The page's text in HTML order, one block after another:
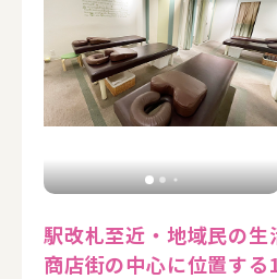
駅改札至近・地域民の生
商店街の中心に位置す